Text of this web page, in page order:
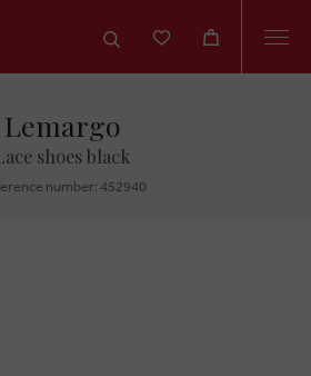
Lemargo
shoes black
number: 452940